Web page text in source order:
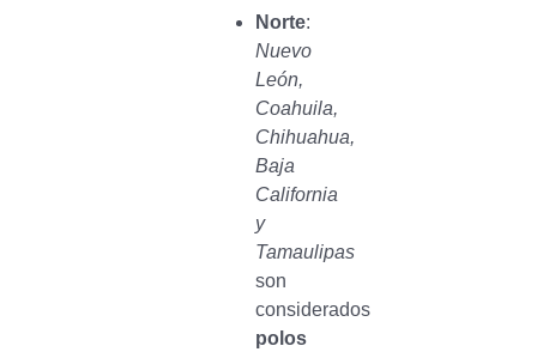
Norte:
Nuevo
León,
Coahuila,
Chihuahua,
Baja
California
y
Tamaulipas
son
considerados
polos